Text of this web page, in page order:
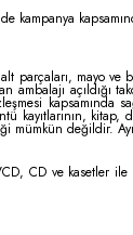
kampanya
parçaları, mayo
açıldığı
kitap,
mümkün değildir.
CD ve kasetler